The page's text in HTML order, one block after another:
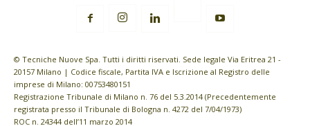
© Tecniche Nuove Spa. Tutti i diritti riservati. Sede legale Via Eritrea 21 -
20157 Milano | Codice fiscale, Partita IVA e Iscrizione al Registro delle
imprese di Milano: 00753480151
Registrazione Tribunale di Milano n. 76 del 5.3.2014 (Precedentemente
registrata presso il Tribunale di Bologna n. 4272 del 7/04/1973)
ROC n. 24344 dell’11 marzo 2014